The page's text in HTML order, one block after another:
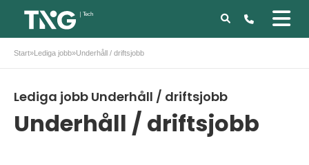
Start»Lediga jobb»Underhåll / driftsjobb
Lediga jobb Underhåll / driftsjobb
Underhåll / driftsjobb